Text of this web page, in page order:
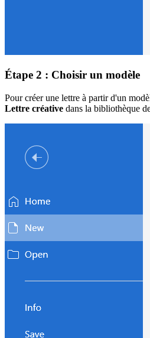
Étape 2 : Choisir un modèle
Pour créer une lettre à partir d'un
Lettre créative dans la bibliothèque